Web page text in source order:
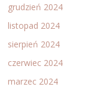
grudzień 2024
listopad 2024
sierpień 2024
czerwiec 2024
marzec 2024